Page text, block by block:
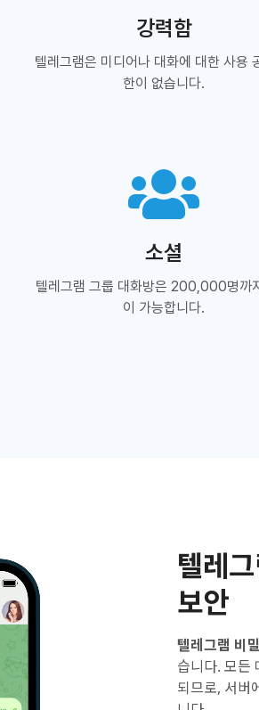
강력함
텔레그램은 미디어나 대화에 대한 사용
한이 없습니다.
소셜
텔레그램 그룹 대화방은 200,000명까
이 가능합니다.
텔레
보안
텔레그램 비
습니다. 모든
되므로, 서버